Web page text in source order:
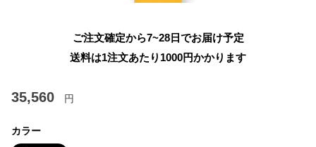
ご注文確定から7~28日でお届け予定
送料は1注文あたり 1000円かかります
35,560 円
カラー